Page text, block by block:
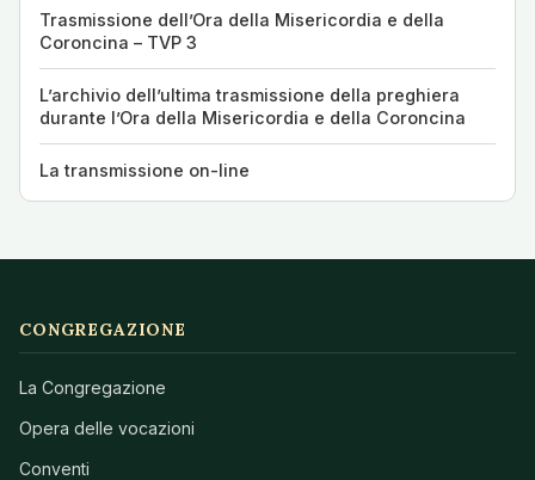
Trasmissione dell’Ora della Misericordia e della
Coroncina – TVP 3
L’archivio dell’ultima trasmissione della preghiera
durante l’Ora della Misericordia e della Coroncina
La transmissione on-line
CONGREGAZIONE
La Congregazione
Opera delle vocazioni
Conventi